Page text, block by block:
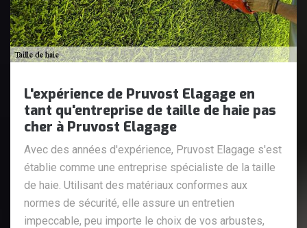
L'expérience de Pruvost Elagage en
tant qu'entreprise de taille de haie pas
cher à Pruvost Elagage
Avec des années d'expérience, Pruvost Elagage s'est
établie comme une entreprise spécialiste de la taille
de haie. Utilisant des matériaux conformes aux
normes de sécurité, elle assure un entretien
impeccable, peu importe le choix de vos arbustes,